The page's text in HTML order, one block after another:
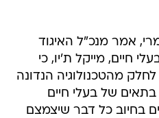
אמר מנכ"ל האיגוד
חיים, מייקל ת'יו, כי
מהטכנולוגיה הנדונה
של בעלי חיים
בחיוב כל דבר שיצמצם